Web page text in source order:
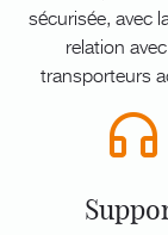
sécurisée, avec
relation
transporteurs